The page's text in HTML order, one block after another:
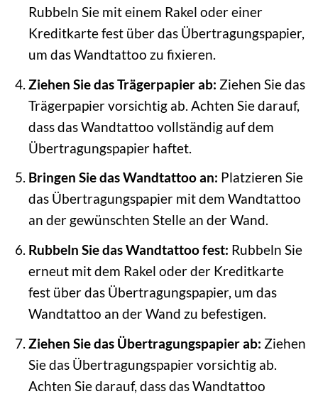
Rubbeln Sie mit einem Rakel oder einer
Kreditkarte fest über das Übertragungspapier,
um das Wandtattoo zu fixieren.
Ziehen Sie das Trägerpapier ab: Ziehen Sie das
Trägerpapier vorsichtig ab. Achten Sie darauf,
dass das Wandtattoo vollständig auf dem
Übertragungspapier haftet.
Bringen Sie das Wandtattoo an: Platzieren Sie
das Übertragungspapier mit dem Wandtattoo
an der gewünschten Stelle an der Wand.
Rubbeln Sie das Wandtattoo fest: Rubbeln Sie
erneut mit dem Rakel oder der Kreditkarte
fest über das Übertragungspapier, um das
Wandtattoo an der Wand zu befestigen.
Ziehen Sie das Übertragungspapier ab: Ziehen
Sie das Übertragungspapier vorsichtig ab.
Achten Sie darauf, dass das Wandtattoo